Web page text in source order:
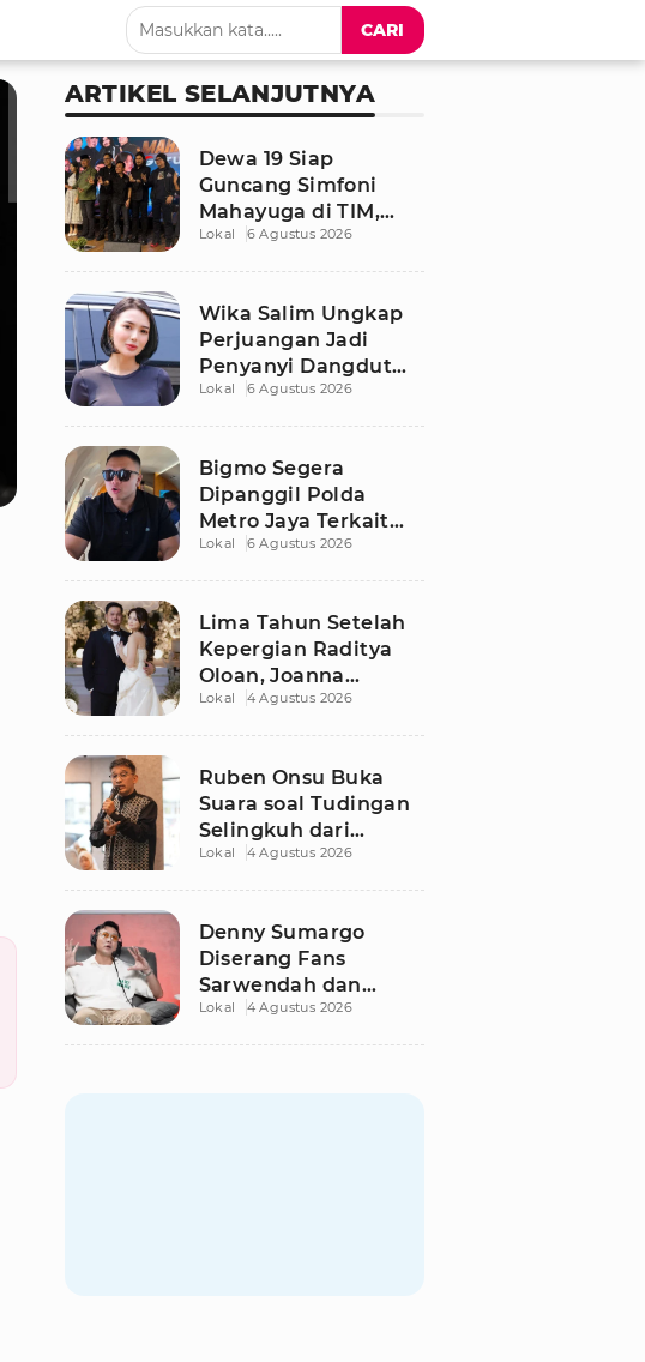
CARI
ARTIKEL SELANJUTNYA
Dewa 19 Siap
Guncang Simfoni
Mahayuga di TIM,
Bawakan Lagu
Lokal 6 Agustus 2026
Wika Salim Ungkap
Perjuangan Jadi
Penyanyi Dangdut
Sejak SMP, Pernah
Lokal 6 Agustus 2026
Bigmo Segera
Dipanggil Polda
Metro Jaya Terkait
Dugaan Libatkan
Lokal 6 Agustus 2026
Lima Tahun Setelah
Kepergian Raditya
Oloan, Joanna
Alexandra Kembali
Lokal 4 Agustus 2026
Ruben Onsu Buka
Suara soal Tudingan
Selingkuh dari
Sarwendah
Lokal 4 Agustus 2026
Denny Sumargo
Diserang Fans
Sarwendah dan
Ruben Onsu Usai
Lokal 4 Agustus 2026